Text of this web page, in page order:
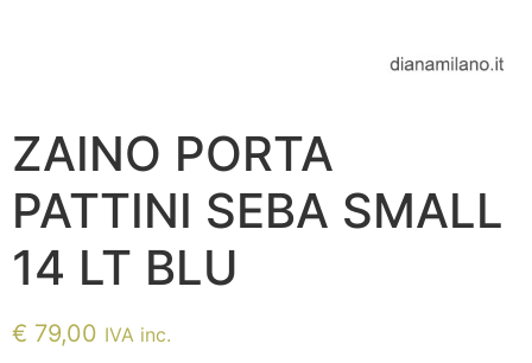
ZAINO PORTA
PATTINI SEBA SMALL
14 LT BLU
€ 79,00 IVA inc.